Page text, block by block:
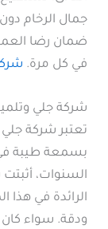
جمال الرخام
ضمان رضا
في كل مرة.
شركة جلي
تعتبر شركة
بسمعة طيبة
السنوات،
الرائدة في هذا
ودقة. سواء كان